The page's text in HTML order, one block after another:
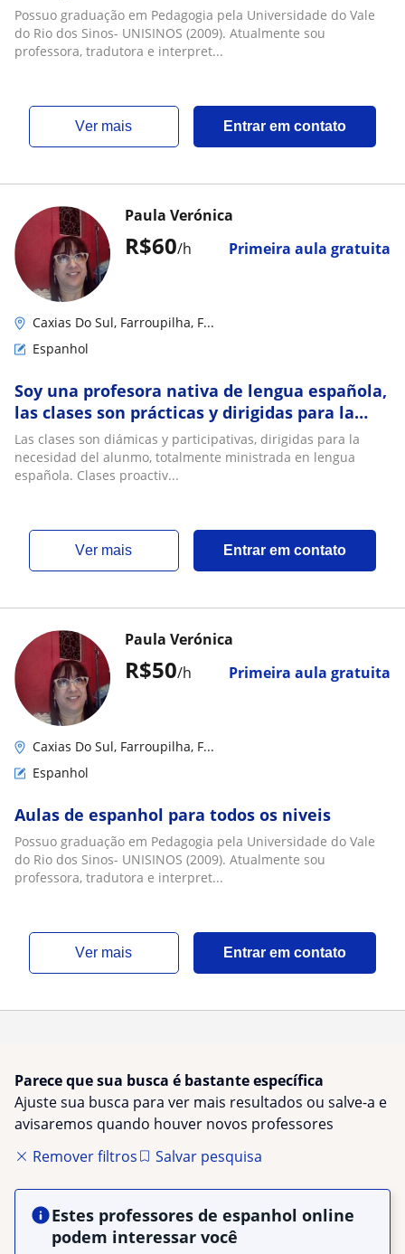
Possuo graduação em Pedagogia pela Universidade do Vale
do Rio dos Sinos- UNISINOS (2009). Atualmente sou
professora, tradutora e interpret...
ver mais Entrar em contato
R$60/h Primeira aula gratuita
Paula Verónica
Caxias Do Sul, Farroupilha, F...
Espanhol
Soy una profesora nativa de lengua española,
las clases son prácticas y dirigidas para la
necesidad del alumno. Mis aulas son dirigidas
para todos los
Las clases son diámicas y participativas, dirigidas para la
necesidad del alunmo, totalmente ministrada en lengua
española. Clases proactiv...
ver mais Entrar em contato
R$50/h Primeira aula gratuita
Paula Verónica
Caxias Do Sul, Farroupilha, F...
Espanhol
Aulas de espanhol para todos os niveis
Possuo graduação em Pedagogia pela Universidade do Vale
do Rio dos Sinos- UNISINOS (2009). Atualmente sou
professora, tradutora e interpret...
ver mais Entrar em contato
Parece que sua busca é bastante específica
Ajuste sua busca para ver mais resultados ou salve-a e
avisaremos quando houver novos professores
Remover filtros
Salvar pesquisa
Estes professores de espanhol online
podem interessar você